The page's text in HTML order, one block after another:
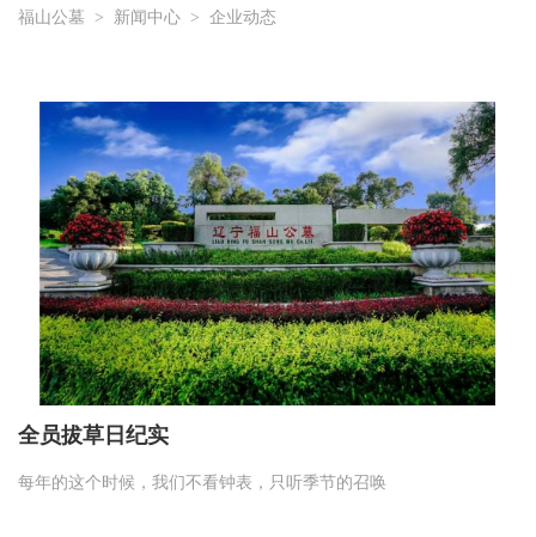
福山公墓 > 新闻中心 > 企业动态
全员拔草日纪实
每年的这个时候，我们不看钟表，只听季节的召唤